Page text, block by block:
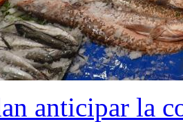
anticipar la